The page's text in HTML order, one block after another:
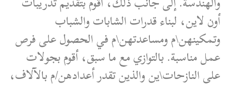
أون لاين، لبناء قدرات الشابات والشباب
وتمكينهن\م ومساعدتهن\م في الحصول على فرص
عمل مناسبة. بالتوازي مع ما سبق، أقوم بجولات
على النازحات\ين والذين تقدر أعدادهن/م بالآلاف،